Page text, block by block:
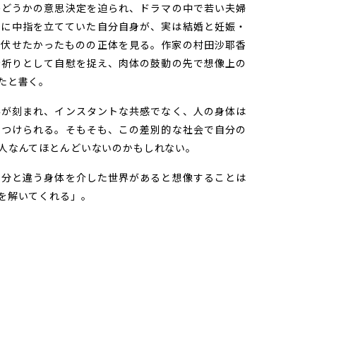
うかの意思決定を迫られ、ドラマの中で若い夫婦
中指を立てていた自分自身が、実は結婚と妊娠・
せたかったものの正体を見る。作家の村田沙耶香
りとして自慰を捉え、肉体の鼓動の先で想像上の
書く。
刻まれ、インスタントな共感でなく、人の身体は
けられる。そもそも、この差別的な社会で自分の
んてほとんどいないのかもしれない。
と違う身体を介した世界があると想像することは
解いてくれる」。